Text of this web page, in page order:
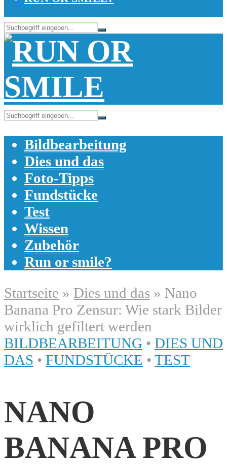
Bildbearbeitung
Dies und das
Foto-Tipps
Fundstücke
Test
Wissen
Zubehör
Run or smile?
Startseite » Dies und das » Nano
Banana Pro Zensur: Wie stark Bilder
wirklich gefiltert werden
BILDBEARBEITUNG • DIES UND
DAS • FUNDSTÜCKE • TEST
NANO
BANANA PRO